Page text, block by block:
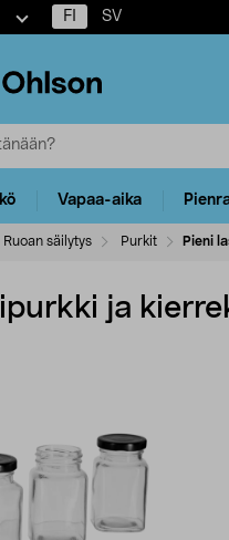
FI SV
Vapaa-aika
Ruoan säilytys Purkit Pieni
ja